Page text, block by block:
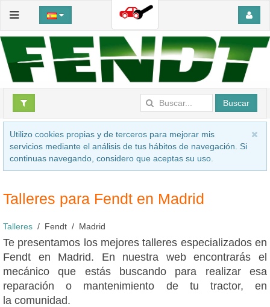
Buscar
Utilizo cookies propias y de terceros para mejorar mis
servicios mediante el análisis de tus hábitos de navegación. Si
continuas navegando, considero que aceptas su uso.
Talleres para Fendt en Madrid
Talleres Fendt Madrid
Te presentamos los mejores talleres especializados en
Fendt en Madrid. En nuestra web encontrarás el
mecánico que estás buscando para realizar esa
reparación o mantenimiento de tu tractor, en
la comunidad.